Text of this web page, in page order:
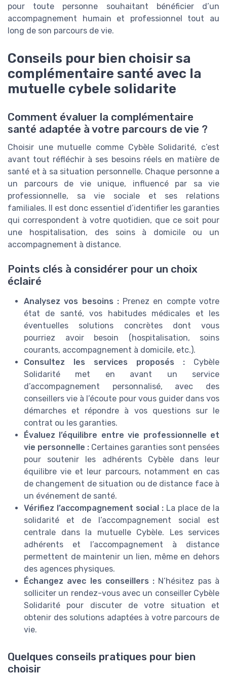
pour toute personne souhaitant bénéficier d’un
accompagnement humain et professionnel tout au
long de son parcours de vie.
Conseils pour bien choisir sa
complémentaire santé avec la
mutuelle cybele solidarite
Comment évaluer la complémentaire
santé adaptée à votre parcours de vie ?
Choisir une mutuelle comme Cybèle Solidarité, c’est
avant tout réfléchir à ses besoins réels en matière de
santé et à sa situation personnelle. Chaque personne a
un parcours de vie unique, influencé par sa vie
professionnelle, sa vie sociale et ses relations
familiales. Il est donc essentiel d’identifier les garanties
qui correspondent à votre quotidien, que ce soit pour
une hospitalisation, des soins à domicile ou un
accompagnement à distance.
Points clés à considérer pour un choix
éclairé
Analysez vos besoins :Prenez en compte votre
état de santé, vos habitudes médicales et les
éventuelles solutions concrètes dont vous
pourriez avoir besoin (hospitalisation, soins
courants, accompagnement à domicile, etc.).
Consultez les services proposés : Cybèle
Solidarité met en avant un service
d’accompagnement personnalisé, avec des
conseillers vie à l’écoute pour vous guider dans vos
démarches et répondre à vos questions sur le
contrat ou les garanties.
Évaluez l’équilibre entre vie professionnelle et
vie personnelle : Certaines garanties sont pensées
pour soutenir les adhérents Cybèle dans leur
équilibre vie et leur parcours, notamment en cas
de changement de situation ou de distance face à
un événement de santé.
Vérifiez l’accompagnement social : La place de la
solidarité et de l’accompagnement social est
centrale dans la mutuelle Cybèle. Les services
adhérents et l’accompagnement à distance
permettent de maintenir un lien, même en dehors
des agences physiques.
Échangez avec les conseillers : N’hésitez pas à
solliciter un rendez-vous avec un conseiller Cybèle
Solidarité pour discuter de votre situation et
obtenir des solutions adaptées à votre parcours de
vie.
Quelques conseils pratiques pour bien
choisir